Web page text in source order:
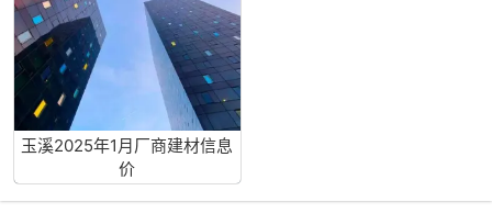
玉溪2025年1月厂商建材信息
价